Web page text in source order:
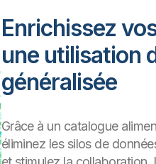
Enrichissez
une utilisation
généralisée
Grâce à un catalogue
éliminez les silos de